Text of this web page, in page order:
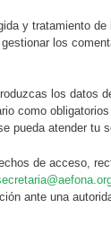
y tratamiento
los
los datos
como
pueda atender tu
de acceso,
ante una